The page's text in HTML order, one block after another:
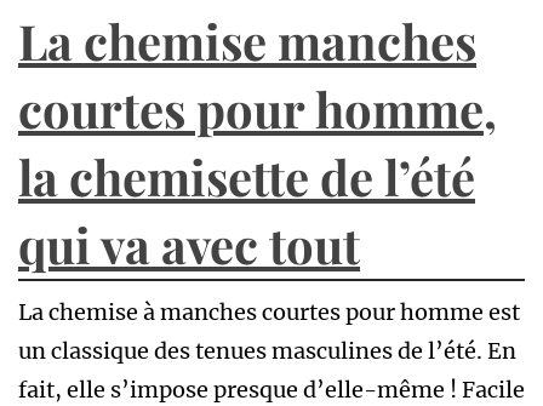
La chemise manches
courtes pour homme,
la chemisette de l’été
qui va avec tout
La chemise à manches courtes pour homme est
un classique des tenues masculines de l’été. En
fait, elle s’impose presque d’elle-même ! Facile